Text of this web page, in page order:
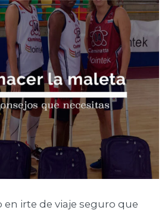
en irte de viaje seguro que